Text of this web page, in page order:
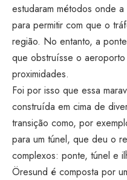
estudaram métodos onde
para permitir com que o
região. No entanto, a
que obstruísse o
proximidades.
Foi por isso que essa
construída em cima de
transição como, por
para um túnel, que deu o
complexos: ponte, túnel e
Öresund é composta por